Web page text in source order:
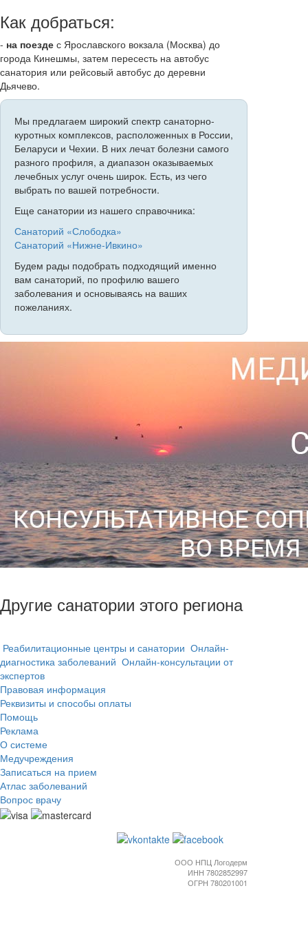
Как добраться:
- на поезде с Ярославского вокзала (Москва) до
города Кинешмы, затем пересесть на автобус
санатория или рейсовый автобус до деревни
Дьячево.
Мы предлагаем широкий спектр санаторно-
куротных комплексов, расположенных в России,
Беларуси и Чехии. В них лечат болезни самого
разного профиля, а диапазон оказываемых
лечебных услуг очень широк. Есть, из чего
выбрать по вашей потребности.
Еще санатории из нашего справочника:
Санаторий «Слободка»
Санаторий «Нижне-Ивкино»
Будем рады подобрать подходящий именно
вам санаторий, по профилю вашего
заболевания и основываясь на ваших
пожеланиях.
Другие санатории этого региона
Реабилитационные центры и санатории Онлайн-
диагностика заболеваний Онлайн-консультации от
экспертов
Правовая информация
Реквизиты и способы оплаты
Помощь
Реклама
О системе
Медучреждения
Записаться на прием
Атлас заболеваний
Вопрос врачу
ООО НПЦ Логодерм
ИНН 7802852997
ОГРН 780201001